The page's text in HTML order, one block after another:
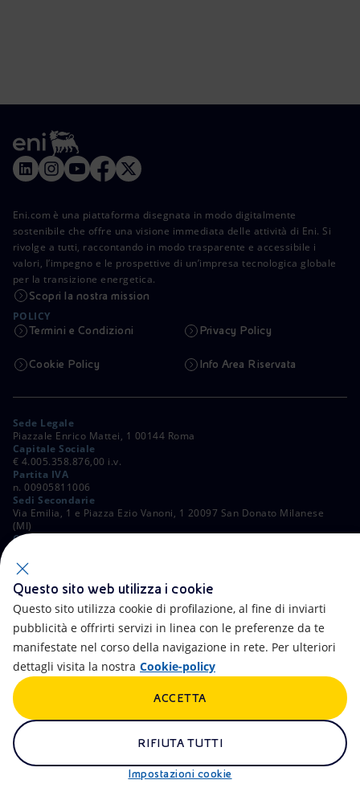
Eni.com è una piattaforma disegnata in modo digitalmente
sostenibile che offre una visione immediata delle attività di Eni. Si
rivolge a tutti, raccontando in modo trasparente e accessibile i
valori, l’impegno e le prospettive di un’impresa tecnologica globale
per la transizione energetica.
Scopri la nostra mission
POLICY
Termini e Condizioni Privacy Policy
Cookie Policy Info Area Riservata
Sede Legale
Piazzale Enrico Mattei, 1 00144 Roma
Capitale Sociale
€ 4.005.358.876,00 i.v.
Partita IVA
n. 00905811006
Sedi Secondarie
Via Emilia, 1 e Piazza Ezio Vanoni, 1 20097 San Donato Milanese
(MI)
C. Fiscale e Registro Imprese di Roma
ALTRI LINK
Accessibilità Calendario
Newsletter Intelligenza artificiale
Truffe e Phishing
Remit Alluvioni
Questo sito web utilizza i cookie
Questo sito utilizza cookie di profilazione, al fine di inviarti
pubblicità e offrirti servizi in linea con le preferenze da te
manifestate nel corso della navigazione in rete. Per ulteriori
dettagli visita la nostra Cookie-policy
Impostazioni cookie
RIFIUTA TUTTI
ACCETTA